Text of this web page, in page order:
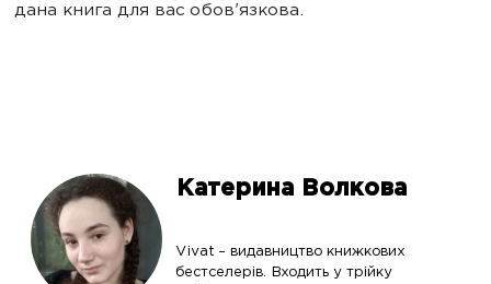
дана книга для вас обов'язкова.
Катерина Волкова
Vivat – видавництво книжкових
бестселерів. Входить у трійку